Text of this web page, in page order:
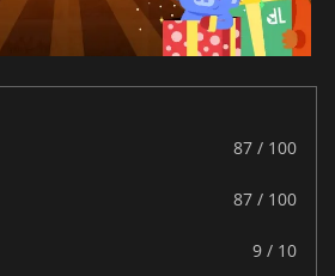
87 / 100
87 / 100
9 / 10